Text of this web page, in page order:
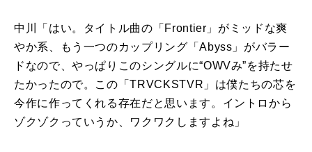
中川「はい。タイトル曲の「 Frontier 」がミッドな爽
やか系、もう一つのカップリング「Abyss 」がバラー
ドなので、やっぱりこのシングルに“OWVみ”を持たせ
たかったので。この「TRVCKSTVR 」は僕たちの芯を
今作に作ってくれる存在だと思います。イントロから
ゾクゾクっていうか、ワクワクしますよね」